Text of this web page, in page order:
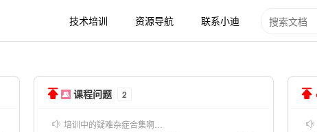
技术培训 资源导航 联系小迪
课程问题 2
培训中的疑难杂症合集啊…